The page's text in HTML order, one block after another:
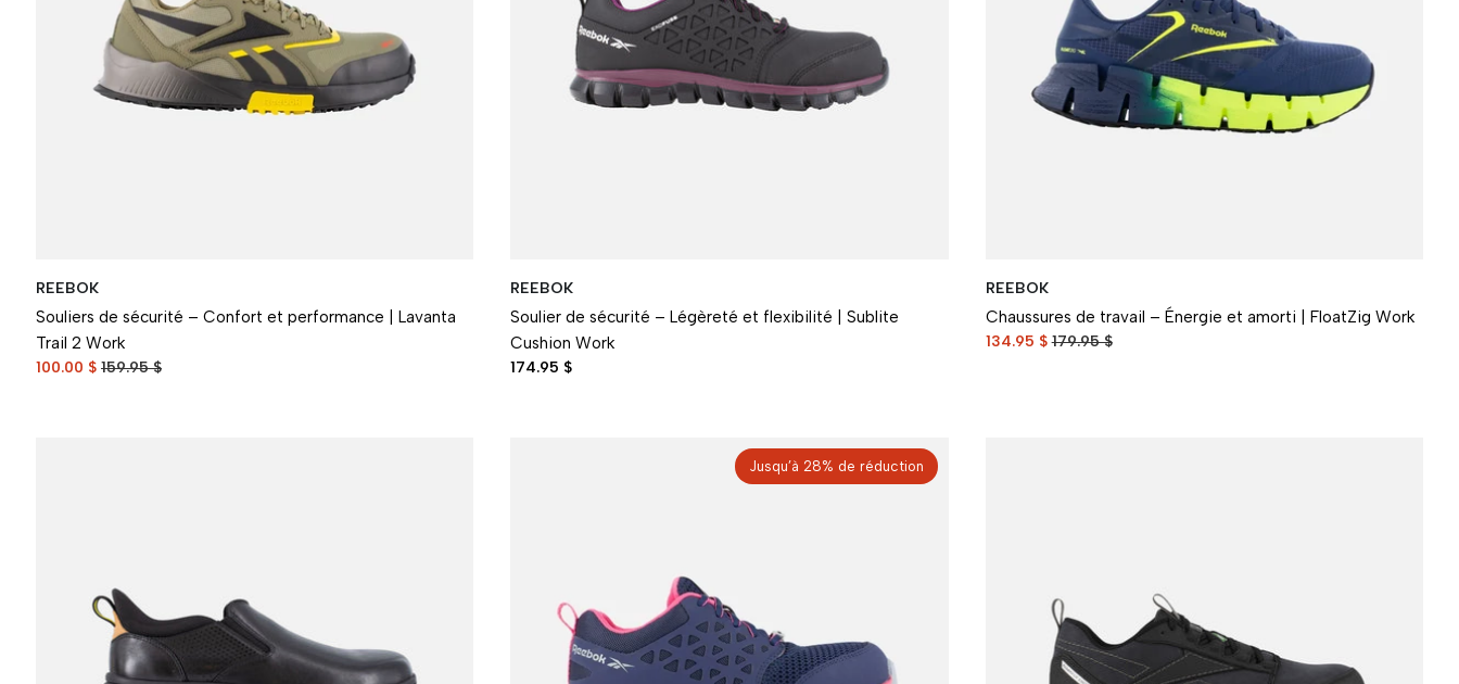
REEBOK
Souliers de sécurité – Confort et performance | Lavanta
Trail 2 Work
100.00 $ 159.95 $
REEBOK
Soulier de sécurité – Légèreté et flexibilité | Sublite
Cushion Work
174.95 $
REEBOK
Chaussures de travail – Énergie et amorti | FloatZig Work
134.95 $ 179.95 $
Jusqu’à 28% de réduction